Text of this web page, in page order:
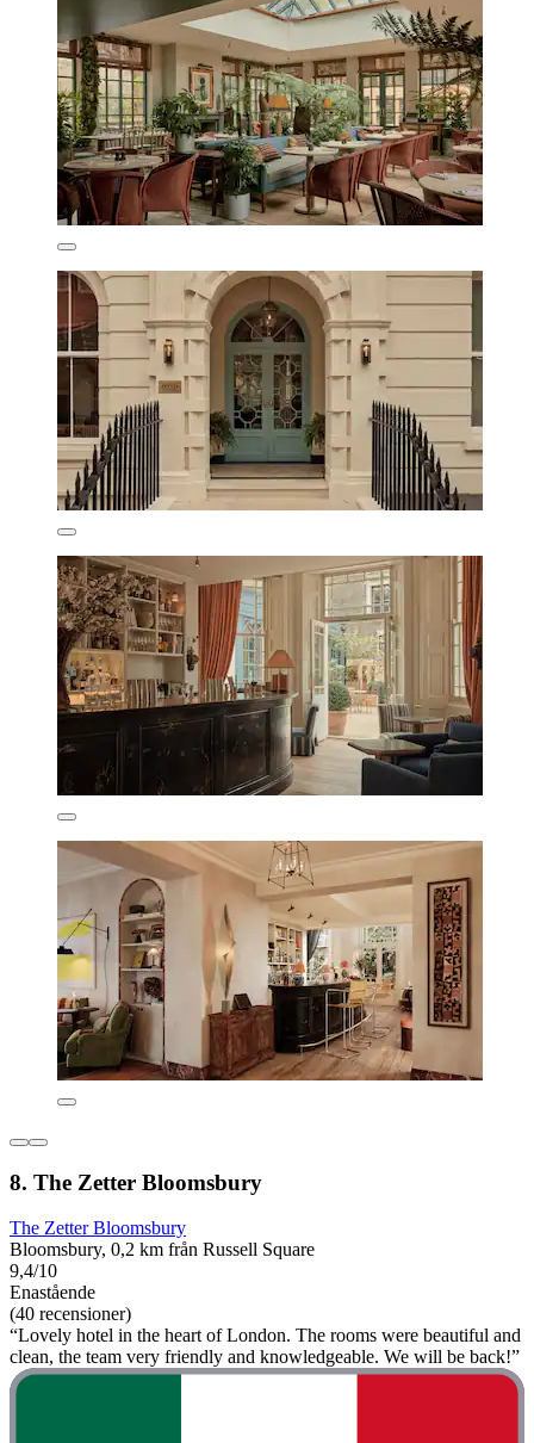
8. The Zetter Bloomsbury
The Zetter Bloomsbury
Bloomsbury, 0,2 km från Russell Square
9,4/10
Enastående
(40 recensioner)
“Lovely hotel in the heart of London. The rooms were beautiful and
clean, the team very friendly and knowledgeable. We will be back!”